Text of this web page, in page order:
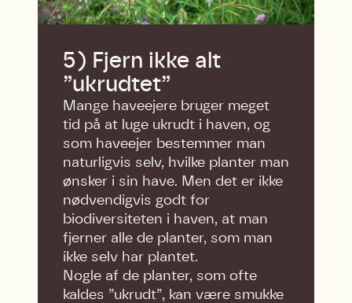
5) Fjern ikke alt
”ukrudtet”
Mange haveejere bruger meget
tid på at luge ukrudt i haven, og
som haveejer bestemmer man
naturligvis selv, hvilke planter man
ønsker i sin have. Men det er ikke
nødvendigvis godt for
biodiversiteten i haven, at man
fjerner alle de planter, som man
ikke selv har plantet.
Nogle af de planter, som ofte
kaldes ”ukrudt”, kan være smukke